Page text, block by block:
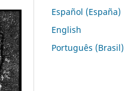
Español (España)
English
Português (Brasil)